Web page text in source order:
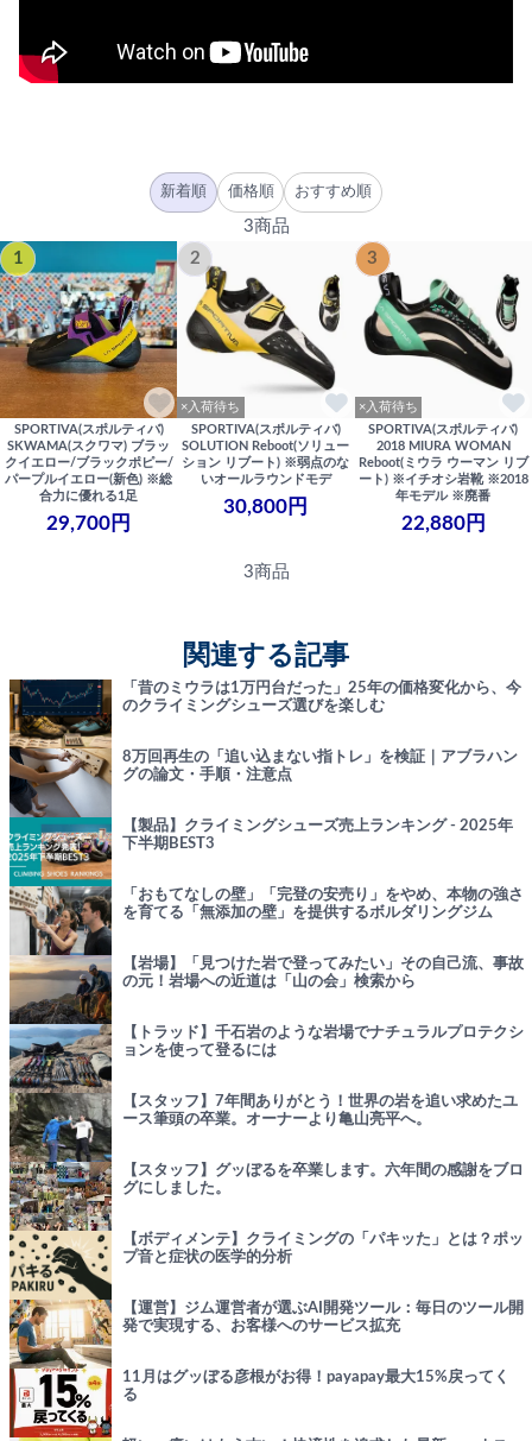
新着順 価格順 おすすめ順
3商品
1
SPORTIVA(スポルティバ)
SKWAMA(スクワマ) ブラッ
クイエロー/ブラックポピー/
パープルイエロー(新色) ※総
合力に優れる1足
29,700円
2
×入荷待ち
SPORTIVA(スポルティバ)
SOLUTION Reboot(ソリュー
ション リブート) ※弱点のな
いオールラウンドモデ
30,800円
3
×入荷待ち
SPORTIVA(スポルティバ)
2018 MIURA WOMAN
Reboot(ミウラ ウーマン リブ
ート) ※イチオシ岩靴 ※2018
年モデル ※廃番
22,880円
3商品
関連する記事
「昔のミウラは1万円台だった」25年の価格変化から、今
のクライミングシューズ選びを楽しむ
8万回再生の「追い込まない指トレ」を検証｜アブラハン
グの論文・手順・注意点
【製品】クライミングシューズ売上ランキング - 2025年
下半期BEST3
「おもてなしの壁」「完登の安売り」をやめ、本物の強さ
を育てる「無添加の壁」を提供するボルダリングジム
【岩場】「見つけた岩で登ってみたい」その自己流、事故
の元！岩場への近道は「山の会」検索から
【トラッド】千石岩のような岩場でナチュラルプロテクシ
ョンを使って登るには
【スタッフ】7年間ありがとう！世界の岩を追い求めたユ
ース筆頭の卒業。オーナーより亀山亮平へ。
【スタッフ】グッぼるを卒業します。六年間の感謝をブロ
グにしました。
【ボディメンテ】クライミングの「パキッた」とは？ポッ
プ音と症状の医学的分析
【運営】ジム運営者が選ぶAI開発ツール：毎日のツール開
発で実現する、お客様へのサービス拡充
11月はグッぼる彦根がお得！payapay最大15%戻ってく
る